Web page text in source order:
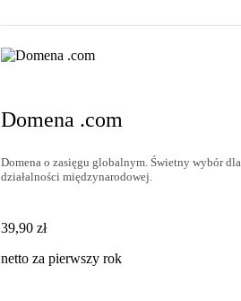
Domena .com
Domena o zasięgu globalnym. Świetny wybór dla
działalności międzynarodowej.
39,90 zł
39,90 zł
netto za pierwszy rok